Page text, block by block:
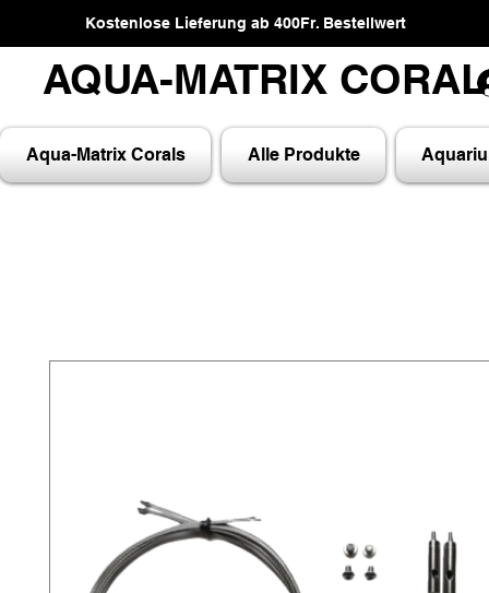
Kostenlose Lieferung ab 400Fr. Bestellwert
AQUA-MATRIX
AQUA-MATRIX
Aqua-Matrix Corals Alle Produkte